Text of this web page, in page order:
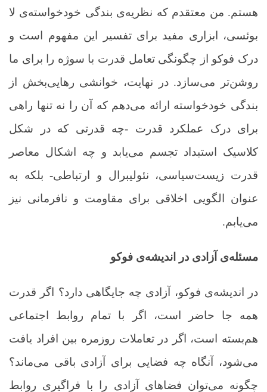
هستم. من معتقدم که نظریه‌ی بندگی خودخواسته‌ی لا
بوئسی، ابزاری مفید برای تفسیر این مفهوم است و
درک فوکو از چگونگی تعامل قدرت با سوژه را برای ما
روشن‌تر می‌سازد. در نهایت، خوانشی رهایی‌بخش از
بندگی خودخواسته ارائه می‌دهم که آن را نه تنها راهی
برای درک عملکرد قدرت -چه قدرتی که در شکل
کلاسیک استبداد تجسم می‌یابد و چه اشکال معاصر
قدرت زیست‌سیاسی، نئولیبرال و ارتباطی- بلکه به
عنوان الگویی اخلاقی برای مقاومت و نافرمانی نیز
می‌یابم.
مسئله‌ی آزادی در اندیشه‌ی فوکو
در اندیشه‌ی فوکو، آزادی چه جایگاهی دارد؟ اگر قدرت
همه جا حاضر است، اگر با تمام روابط اجتماعی
هم‌بسته است، اگر در تعاملات روزمره بین افراد یافت
می‌شود، آنگاه چه فضایی برای آزادی باقی می‌ماند؟
چگونه می‌توان فضاهای آزادی را با فراگیری روابط